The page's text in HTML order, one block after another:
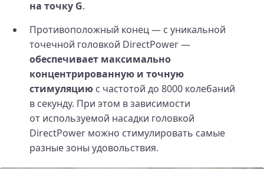
на точку G.
Противоположный конец — с уникальной
точечной головкой DirectPower —
обеспечивает максимально
концентрированную и точную
стимуляцию с частотой до 8000 колебаний
в секунду. При этом в зависимости
от используемой насадки головкой
DirectPower можно стимулировать самые
разные зоны удовольствия.